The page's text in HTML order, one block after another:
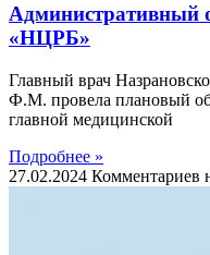
Административный
«НЦРБ»
Главный врач
Ф.М. провела плановый
главной медицинской
Подробнее »
27.02.2024 Комментариев